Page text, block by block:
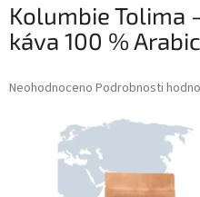
Kolumbie Tolima
káva 100 %
Průměrné
Neohodnoceno Podrobnosti